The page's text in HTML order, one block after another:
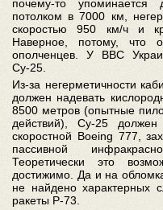
почему-то
потолком в 7000 км,
скоростью 950 км/ч и
Наверное, потому, что
ополченцев. У ВВС
Су-25.
Из-за негерметичности
должен надевать
8500 метров (опытные
действий), Су-25
скоростной Boeing 777,
пассивной
Теоретически это
достижимо. Да и на
не найдено характерных
ракеты Р-73.